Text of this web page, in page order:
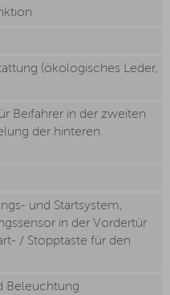
(ökologisches Leder,
Beifahrer in der zweiten
der hinteren
und Startsystem,
in der Vordertür
/ Stopptaste für den
Beleuchtung